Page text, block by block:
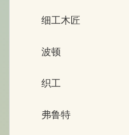
细工木匠
波顿
织工
弗鲁特